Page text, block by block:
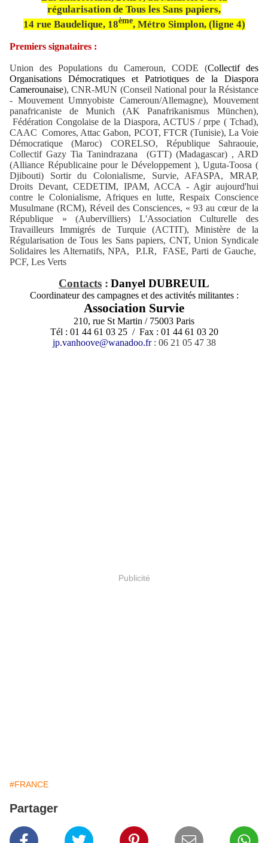
régularisation de Tous les Sans papiers,
14 rue Baudelique, 18ème, Métro Simplon, (ligne 4)
Premiers signataires :
Union des Populations du Cameroun, CODE (Collectif des
Organisations Démocratiques et Patriotiques de la Diaspora
Camerounaise), CNR-MUN (Conseil National pour la Résistance
- Mouvement Umnyobiste Cameroun/Allemagne), Mouvement
panafricaniste de Munich (AK Panafrikanismus München),
Fédération Congolaise de la Diaspora, ACTUS / prpe ( Tchad),
CAAC Comores, Attac Gabon, PCOT, FTCR (Tunisie), La Voie
Démocratique (Maroc) CORELSO, République Sahraouie,
Collectif Gazy Tia Tanindrazana (GTT) (Madagascar) , ARD
(Alliance Républicaine pour le Développement ), Uguta-Toosa (
Djibouti) Sortir du Colonialisme, Survie, AFASPA, MRAP,
Droits Devant, CEDETIM, IPAM, ACCA - Agir aujourd'hui
contre le Colonialisme, Afriques en lutte, Respaix Conscience
Musulmane (RCM), Réveil des Consciences, « 93 au cœur de la
République » (Aubervilliers) L'Association Culturelle des
Travailleurs Immigrés de Turquie (ACTIT), Ministère de la
Régularisation de Tous les Sans papiers, CNT, Union Syndicale
Solidaires les Alternatifs, NPA, P.I.R, FASE, Parti de Gauche,
PCF, Les Verts
Contacts : Danyel DUBREUIL
Coordinateur des campagnes et des activités militantes :
Association Survie
210, rue St Martin / 75003 Paris
Tél : 01 44 61 03 25 / Fax : 01 44 61 03 20
jp.vanhoove@wanadoo.fr: 06 21 05 47 38
Publicité
#FRANCE
Partager